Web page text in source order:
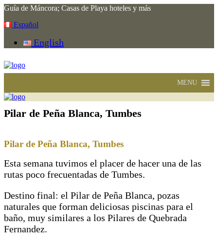
Guía de Máncora; Casas de Playa hoteles y más
Español
English
MENU
Pilar de Peña Blanca, Tumbes
Pilar de Peña Blanca, Tumbes
Esta semana tuvimos el placer de hacer una de las
rutas poco frecuentadas de Tumbes.
Destino final: el Pilar de Peña Blanca, pozas
naturales que forman deliciosas piscinas para el
baño, muy similares a los Pilares de Quebrada
Fernandez.